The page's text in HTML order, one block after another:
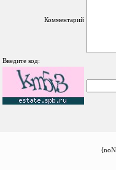
Комментарий
Введите код: